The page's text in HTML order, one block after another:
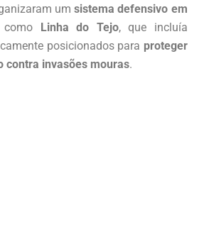
umsistema defensivo em
como Linha do Tejo, que incluía
posicionados para proteger
contra invasões mouras.